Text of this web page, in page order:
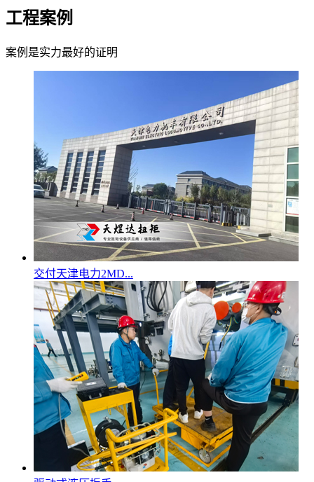
工程案例
案例是实力最好的证明
交付天津电力2MD...